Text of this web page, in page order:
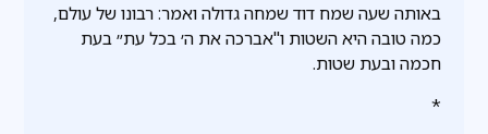
באותה שעה שמח דוד שמחה גדולה ואמר: רבונו של עולם,
כמה טובה היא השטות ו"אברכה את ה׳ בכל עת״ בעת
חכמה ובעת שטות.
*